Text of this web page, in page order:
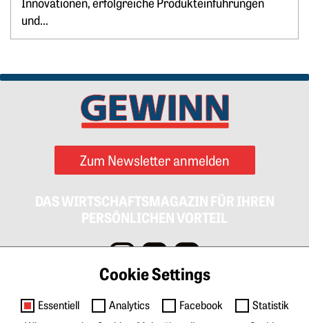
und...
Zum Newsletter anmelden
DAS WIRTSCHAFTSMAGAZIN FÜR IHREN
PERSÖNLICHEN VORTEIL
Kontakt
Cookie Settings
Essentiell Analytics Facebook
Statistik